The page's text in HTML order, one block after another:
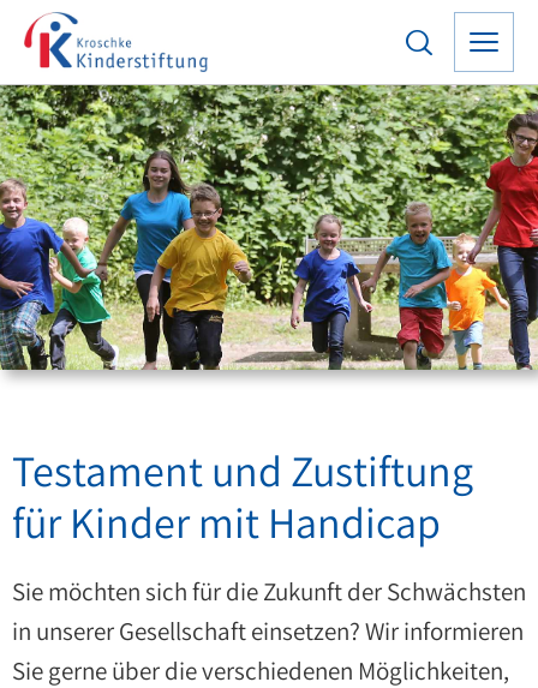
ZUSTIFTUNG
Ein besonderes Geschenk
für Kinder mit
Testament und Zustiftung
für Kinder mit Handicap
Sie möchten sich für die Zukunft der Schwächsten
in unserer Gesellschaft einsetzen? Wir informieren
Sie gerne über die verschiedenen Möglichkeiten,